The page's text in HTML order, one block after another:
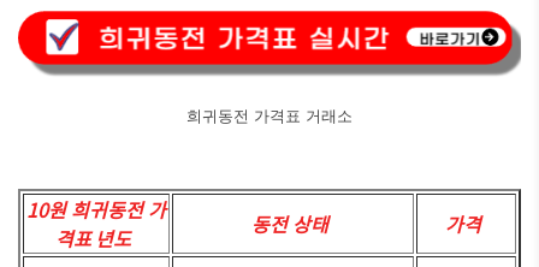
희귀동전 가격표 거래소
10원 희귀동전 가
격표 년도
동전 상태 가격